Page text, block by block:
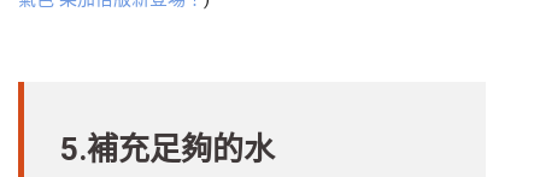
5.補充足夠的水